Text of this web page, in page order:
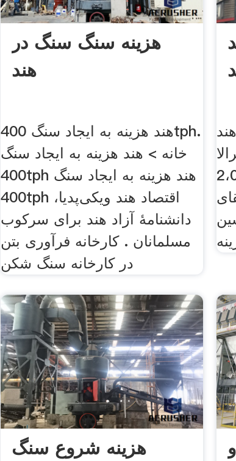
هزینه سنگ سنگ در
هند
هند هزینه به ایجاد سنگ 400tph.
خانه > هند هزینه به ایجاد سنگ
400tph هند هزینه به ایجاد سنگ
400tph اقتصاد هند ویکی‌پدیا،
دانشنامهٔ آزاد هند برای سرکوب
مسلمانان . کارخانه فرآوری بتن
در کارخانه سنگ شکن
2،000
هزینه شروع سنگ